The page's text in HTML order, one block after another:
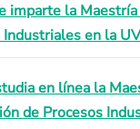
imparte la
en la
en línea la
de Procesos